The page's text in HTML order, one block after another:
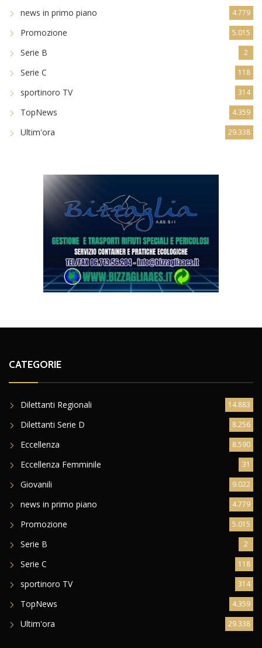
news in primo piano 4.779
Promozione 5.015
Serie B 2
Serie C 118
sportinoro TV 314
TopNews 4.359
Ultim'ora 29.338
CATEGORIE
Dilettanti Regionali 14.883
Dilettanti Serie D 8.256
Eccellenza 8.590
Eccellenza Femminile 31
Giovanili 9.022
news in primo piano 4.779
Promozione 5.015
Serie B 2
Serie C 118
sportinoro TV 314
TopNews 4.359
Ultim'ora 29.338